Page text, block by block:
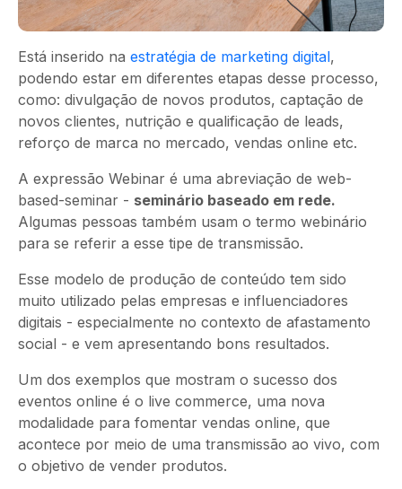
Está inserido na estratégia de marketing digital,
podendo estar em diferentes etapas desse processo,
como: divulgação de novos produtos, captação de
novos clientes, nutrição e qualificação de leads,
reforço de marca no mercado, vendas online etc.
A expressão Webinar é uma abreviação de web-
based-seminar - seminário baseado em rede.
Algumas pessoas também usam o termo webinário
para se referir a esse tipe de transmissão.
Esse modelo de produção de conteúdo tem sido
muito utilizado pelas empresas e influenciadores
digitais - especialmente no contexto de afastamento
social - e vem apresentando bons resultados.
Um dos exemplos que mostram o sucesso dos
eventos online é o live commerce, uma nova
modalidade para fomentar vendas online, que
acontece por meio de uma transmissão ao vivo, com
o objetivo de vender produtos.